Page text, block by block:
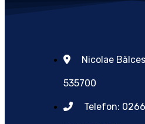
Nicolae
535700
Telefon: